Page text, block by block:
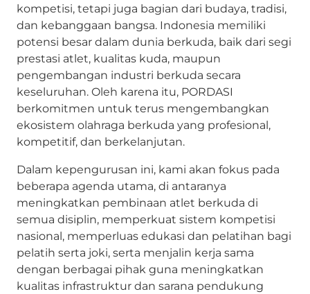
kompetisi, tetapi juga bagian dari budaya, tradisi,
dan kebanggaan bangsa. Indonesia memiliki
potensi besar dalam dunia berkuda, baik dari segi
prestasi atlet, kualitas kuda, maupun
pengembangan industri berkuda secara
keseluruhan. Oleh karena itu, PORDASI
berkomitmen untuk terus mengembangkan
ekosistem olahraga berkuda yang profesional,
kompetitif, dan berkelanjutan.
Dalam kepengurusan ini, kami akan fokus pada
beberapa agenda utama, di antaranya
meningkatkan pembinaan atlet berkuda di
semua disiplin, memperkuat sistem kompetisi
nasional, memperluas edukasi dan pelatihan bagi
pelatih serta joki, serta menjalin kerja sama
dengan berbagai pihak guna meningkatkan
kualitas infrastruktur dan sarana pendukung